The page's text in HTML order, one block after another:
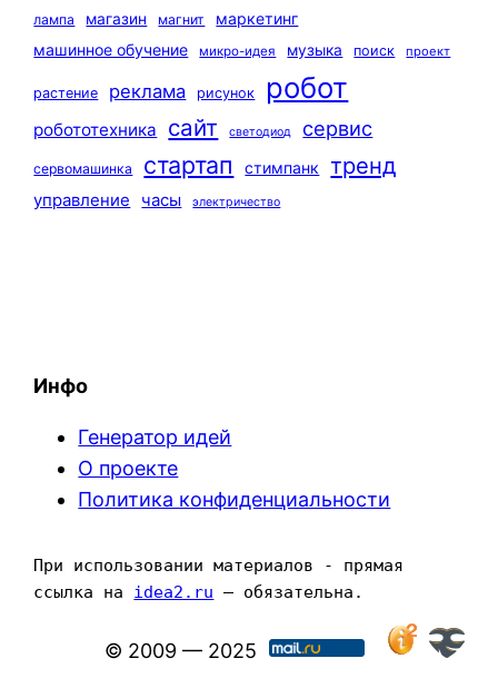
лампа
магазин магнит
маркетинг
машинное обучение
микро-идея музыка поиск проект
растение реклама рисунок робот
робототехника сайт светодиод сервис
сервомашинка стартап стимпанк тренд
управление часы электричество
Инфо
Генератор идей
О проекте
Политика конфиденциальности
При использовании материалов - прямая
ссылка на idea2.ru — обязательна.
© 2009 — 2025